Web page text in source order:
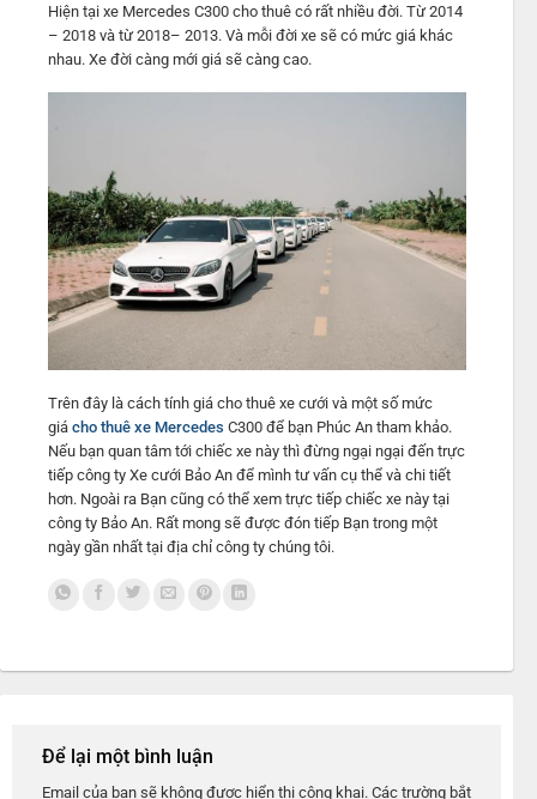
Hiện tại xe Mercedes C300 cho thuê có rất nhiều đời. Từ 2014
– 2018 và từ 2018– 2013. Và mỗi đời xe sẽ có mức giá khác
nhau. Xe đời càng mới giá sẽ càng cao.
Trên đây là cách tính giá cho thuê xe cưới và một số mức
giá cho thuê xe Mercedes C300 để bạn Phúc An tham khảo.
Nếu bạn quan tâm tới chiếc xe này thì đừng ngại ngại đến trực
tiếp công ty Xe cưới Bảo An để mình tư vấn cụ thể và chi tiết
hơn. Ngoài ra Bạn cũng có thể xem trực tiếp chiếc xe này tại
công ty Bảo An. Rất mong sẽ được đón tiếp Bạn trong một
ngày gần nhất tại địa chỉ công ty chúng tôi.
Để lại một bình luận
Email của bạn sẽ không được hiển thị công khai. Các trường bắt